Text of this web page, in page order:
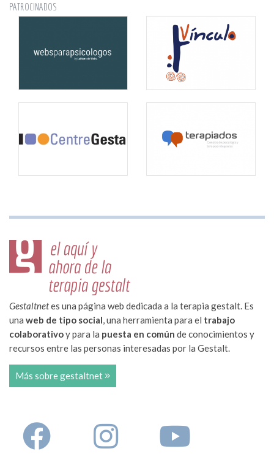
PATROCINADOS
Gestaltnetes una página web dedicada a la terapia gestalt. Es
una web de tipo social, una herramienta para el trabajo
colaborativoy para la puesta en común de conocimientos y
recursos entre las personas interesadas por la Gestalt.
Más sobre gestaltnet